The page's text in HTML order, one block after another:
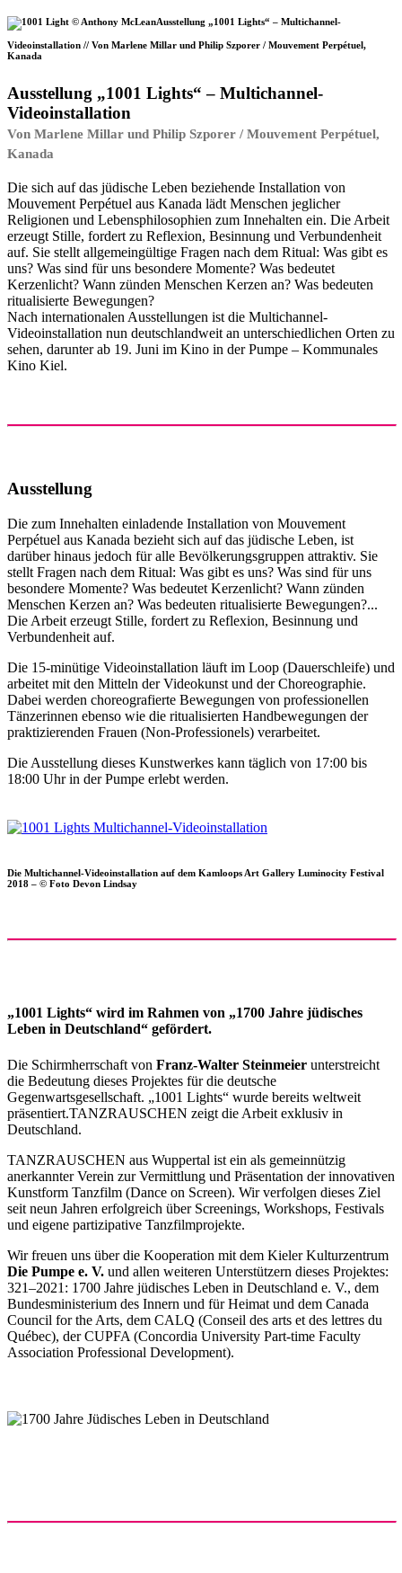
Ausstellung „1001 Lights“ – Multichannel-
Videoinstallation // Von Marlene Millar und Philip Szporer / Mouvement Perpétuel,
Kanada
Ausstellung „1001 Lights“ – Multichannel-
Videoinstallation
Von Marlene Millar und Philip Szporer / Mouvement Perpétuel,
Kanada
Die sich auf das jüdische Leben beziehende Installation von
Mouvement Perpétuel aus Kanada lädt Menschen jeglicher
Religionen und Lebensphilosophien zum Innehalten ein. Die Arbeit
erzeugt Stille, fordert zu Reflexion, Besinnung und Verbundenheit
auf. Sie stellt allgemeingültige Fragen nach dem Ritual: Was gibt es
uns? Was sind für uns besondere Momente? Was bedeutet
Kerzenlicht? Wann zünden Menschen Kerzen an? Was bedeuten
ritualisierte Bewegungen?
Nach internationalen Ausstellungen ist die Multichannel-
Videoinstallation nun deutschlandweit an unterschiedlichen Orten zu
sehen, darunter ab 19. Juni im Kino in der Pumpe – Kommunales
Kino Kiel.
Ausstellung
Die zum Innehalten einladende Installation von Mouvement
Perpétuel aus Kanada bezieht sich auf das jüdische Leben, ist
darüber hinaus jedoch für alle Bevölkerungsgruppen attraktiv. Sie
stellt Fragen nach dem Ritual: Was gibt es uns? Was sind für uns
besondere Momente? Was bedeutet Kerzenlicht? Wann zünden
Menschen Kerzen an? Was bedeuten ritualisierte Bewegungen?...
Die Arbeit erzeugt Stille, fordert zu Reflexion, Besinnung und
Verbundenheit auf.
Die 15-minütige Videoinstallation läuft im Loop (Dauerschleife) und
arbeitet mit den Mitteln der Videokunst und der Choreographie.
Dabei werden choreografierte Bewegungen von professionellen
Tänzerinnen ebenso wie die ritualisierten Handbewegungen der
praktizierenden Frauen (Non-Professionels) verarbeitet.
Die Ausstellung dieses Kunstwerkes kann täglich von 17:00 bis
18:00 Uhr in der Pumpe erlebt werden.
Die Multichannel-Videoinstallation auf dem Kamloops Art Gallery Luminocity Festival
2018 – © Foto Devon Lindsay
„1001 Lights“ wird im Rahmen von „1700 Jahre jüdisches
Leben in Deutschland“ gefördert.
Die Schirmherrschaft von Franz-Walter Steinmeier unterstreicht
die Bedeutung dieses Projektes für die deutsche
Gegenwartsgesellschaft. „1001 Lights“ wurde bereits weltweit
präsentiert.TANZRAUSCHEN zeigt die Arbeit exklusiv in
Deutschland.
TANZRAUSCHEN aus Wuppertal ist ein als gemeinnützig
anerkannter Verein zur Vermittlung und Präsentation der innovativen
Kunstform Tanzfilm (Dance on Screen). Wir verfolgen dieses Ziel
seit neun Jahren erfolgreich über Screenings, Workshops, Festivals
und eigene partizipative Tanzfilmprojekte.
Wir freuen uns über die Kooperation mit dem Kieler Kulturzentrum
Die Pumpe e. V. und allen weiteren Unterstützern dieses Projektes:
321–2021: 1700 Jahre jüdisches Leben in Deutschland e. V., dem
Bundesministerium des Innern und für Heimat und dem Canada
Council for the Arts, dem CALQ (Conseil des arts et des lettres du
Québec), der CUPFA (Concordia University Part-time Faculty
Association Professional Development).